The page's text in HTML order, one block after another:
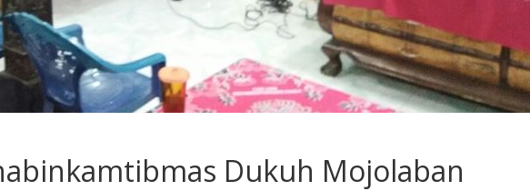
Dukuh Mojolaban